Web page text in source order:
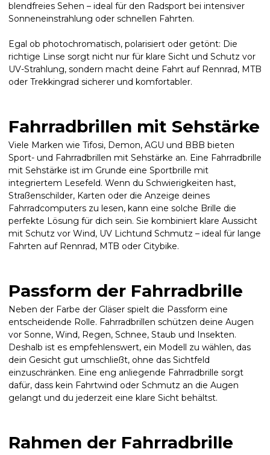
blendfreies Sehen – ideal für den Radsport bei intensiver
Sonneneinstrahlung oder schnellen Fahrten.
Egal ob photochromatisch, polarisiert oder getönt: Die
richtige Linse sorgt nicht nur für klare Sicht und Schutz vor
UV-Strahlung, sondern macht deine Fahrt auf Rennrad, MTB
oder Trekkingrad sicherer und komfortabler.
Fahrradbrillen mit Sehstärke
Viele Marken wie Tifosi, Demon, AGU und BBB bieten
Sport- und Fahrradbrillen mit Sehstärke an. Eine Fahrradbrille
mit Sehstärke ist im Grunde eine Sportbrille mit
integriertem Lesefeld. Wenn du Schwierigkeiten hast,
Straßenschilder, Karten oder die Anzeige deines
Fahrradcomputers zu lesen, kann eine solche Brille die
perfekte Lösung für dich sein. Sie kombiniert klare Aussicht
mit Schutz vor Wind, UV Lichtund Schmutz – ideal für lange
Fahrten auf Rennrad, MTB oder Citybike.
Passform der Fahrradbrille
Neben der Farbe der Gläser spielt die Passform eine
entscheidende Rolle. Fahrradbrillen schützen deine Augen
vor Sonne, Wind, Regen, Schnee, Staub und Insekten.
Deshalb ist es empfehlenswert, ein Modell zu wählen, das
dein Gesicht gut umschließt, ohne das Sichtfeld
einzuschränken. Eine eng anliegende Fahrradbrille sorgt
dafür, dass kein Fahrtwind oder Schmutz an die Augen
gelangt und du jederzeit eine klare Sicht behältst.
Rahmen der Fahrradbrille